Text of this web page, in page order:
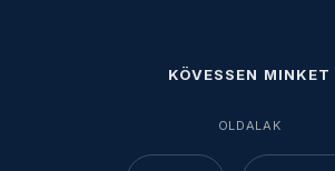
KÖVESSEN MINKET
OLDALAK